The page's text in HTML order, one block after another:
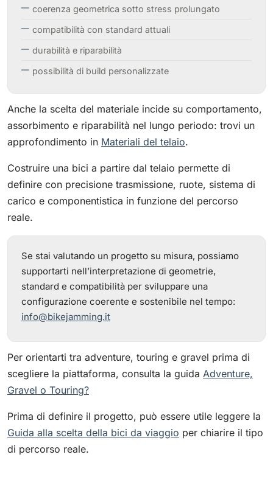
coerenza geometrica sotto stress prolungato
compatibilità con standard attuali
durabilità e riparabilità
possibilità di build personalizzate
Anche la scelta del materiale incide su comportamento,
assorbimento e riparabilità nel lungo periodo: trovi un
approfondimento in Materiali del telaio.
Costruire una bici a partire dal telaio permette di
definire con precisione trasmissione, ruote, sistema di
carico e componentistica in funzione del percorso
reale.
Se stai valutando un progetto su misura, possiamo
supportarti nell’interpretazione di geometrie,
standard e compatibilità per sviluppare una
configurazione coerente e sostenibile nel tempo:
info@bikejamming.it
Per orientarti tra adventure, touring e gravel prima di
scegliere la piattaforma, consulta la guida Adventure,
Gravel o Touring?
Prima di definire il progetto, può essere utile leggere la
Guida alla scelta della bici da viaggio per chiarire il tipo
di percorso reale.